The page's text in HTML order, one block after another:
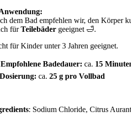
dem Bad empfehlen wir, den Körper
fürTeilebäder geeignet 🛁.
für Kinder unter 3 Jahren geeignet.
Badedauer: ca. 15
ca.25 g pro Vollbad
: Sodium Chloride, Citrus